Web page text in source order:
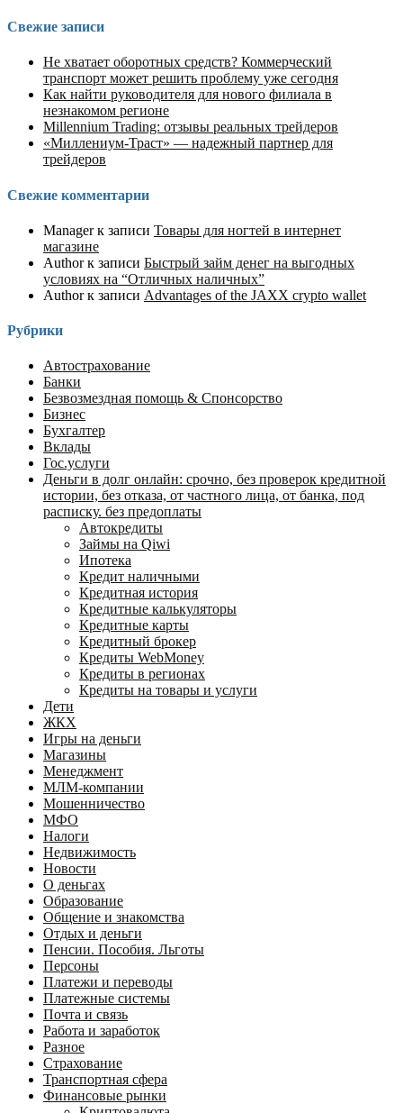
Свежие записи
Не хватает оборотных средств? Коммерческий
транспорт может решить проблему уже сегодня
Как найти руководителя для нового филиала в
незнакомом регионе
Millennium Trading: отзывы реальных трейдеров
«Миллениум-Траст» — надежный партнер для
трейдеров
Свежие комментарии
Managerк записи Товары для ногтей в интернет
магазине
Authorк записи Быстрый займ денег на выгодных
условиях на “Отличных наличных”
Authorк записи Advantages of the JAXX crypto wallet
Рубрики
Автострахование
Банки
Безвозмездная помощь & Спонсорство
Бизнес
Бухгалтер
Вклады
Гос.услуги
Деньги в долг онлайн: срочно, без проверок кредитной
истории, без отказа, от частного лица, от банка, под
расписку. без предоплаты
Автокредиты
Займы на Qiwi
Ипотека
Кредит наличными
Кредитная история
Кредитные калькуляторы
Кредитные карты
Кредитный брокер
Кредиты WebMoney
Кредиты в регионах
Кредиты на товары и услуги
Дети
ЖКХ
Игры на деньги
Магазины
Менеджмент
МЛМ-компании
Мошенничество
МФО
Налоги
Недвижимость
Новости
О деньгах
Образование
Общение и знакомства
Отдых и деньги
Пенсии. Пособия. Льготы
Персоны
Платежи и переводы
Платежные системы
Почта и связь
Работа и заработок
Разное
Страхование
Транспортная сфера
Финансовые рынки